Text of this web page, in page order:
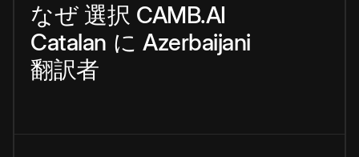
なぜ 選択 CAMB.AI
Catalan に Azerbaijani
翻訳者